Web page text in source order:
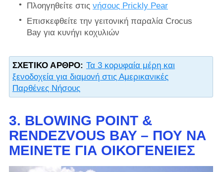
Πλοηγηθείτε στις νήσους Prickly Pear
Επισκεφθείτε την γειτονική παραλία Crocus
Bay για κυνήγι κοχυλιών
ΣΧΕΤΙΚΌ ΆΡΘΡΟ: Τα 3 κορυφαία μέρη και
ξενοδοχεία για διαμονή στις Αμερικανικές
Παρθένες Νήσους
3. BLOWING POINT &
RENDEZVOUS BAY – ΠΟΎ ΝΑ
ΜΕΊΝΕΤΕ ΓΙΑ ΟΙΚΟΓΈΝΕΙΕΣ